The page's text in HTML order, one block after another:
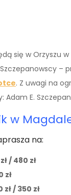
się w Orzyszu
. Z uwagi na
Adam E.
w
na:
/ 480 zł
zł
/ 350 zł